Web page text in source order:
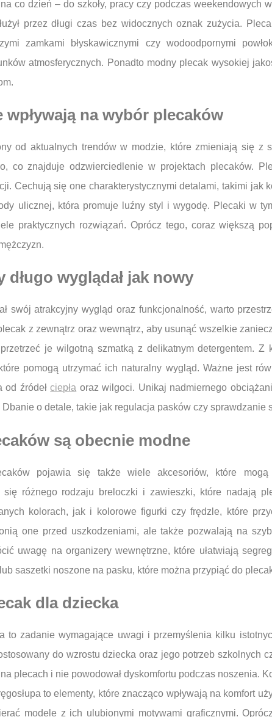
co dzień – do szkoły, pracy czy podczas weekendowych
przez długi czas bez widocznych oznak zużycia.
zamkami błyskawicznymi czy wodoodpornymi
atmosferycznych. Ponadto modny plecak wysokiej
na wybór plecaków
od aktualnych trendów w modzie, które zmieniają się z
co znajduje odzwierciedlenie w projektach plecaków.
Cechują się one charakterystycznymi detalami, takimi jak
ulicznej, która promuje luźny styl i wygodę. Plecaki w
praktycznych rozwiązań. Oprócz tego, coraz większą
długo wyglądał jak nowy
swój atrakcyjny wygląd oraz funkcjonalność, warto
z zewnątrz oraz wewnątrz, aby usunąć wszelkie
przetrzeć je wilgotną szmatką z delikatnym detergentem.
pomogą utrzymać ich naturalny wygląd. Ważne jest
od źródełciepła oraz wilgoci. Unikaj nadmiernego
o detale, takie jak regulacja pasków czy sprawdzanie
są obecnie modne
pojawia się także wiele akcesoriów, które
się różnego rodzaju breloczki i zawieszki, które nadają
kolorach, jak i kolorowe figurki czy frędzle, które
one przed uszkodzeniami, ale także pozwalają na
uwagę na organizery wewnętrzne, które ułatwiają
saszetki noszone na pasku, które można przypiąć do
dla dziecka
to zadanie wymagające uwagi i przemyślenia kilku
do wzrostu dziecka oraz jego potrzeb szkolnych
plecach i nie powodował dyskomfortu podczas noszenia.
to elementy, które znacząco wpływają na komfort
modele z ich ulubionymi motywami graficznymi.